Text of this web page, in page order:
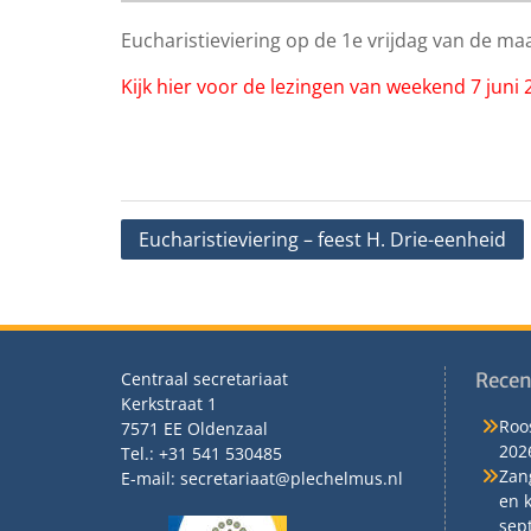
Eucharistieviering op de 1e vrijdag van de
Kijk hier voor de lezingen van weekend 7 juni
Bericht
Eucharistieviering – feest H. Drie-eenheid
Centraal secretariaat
Kerkstraat 1
7571 EE Oldenzaal
Tel.: +31 541 530485
E-mail: secretariaat@plechelmus.nl
en